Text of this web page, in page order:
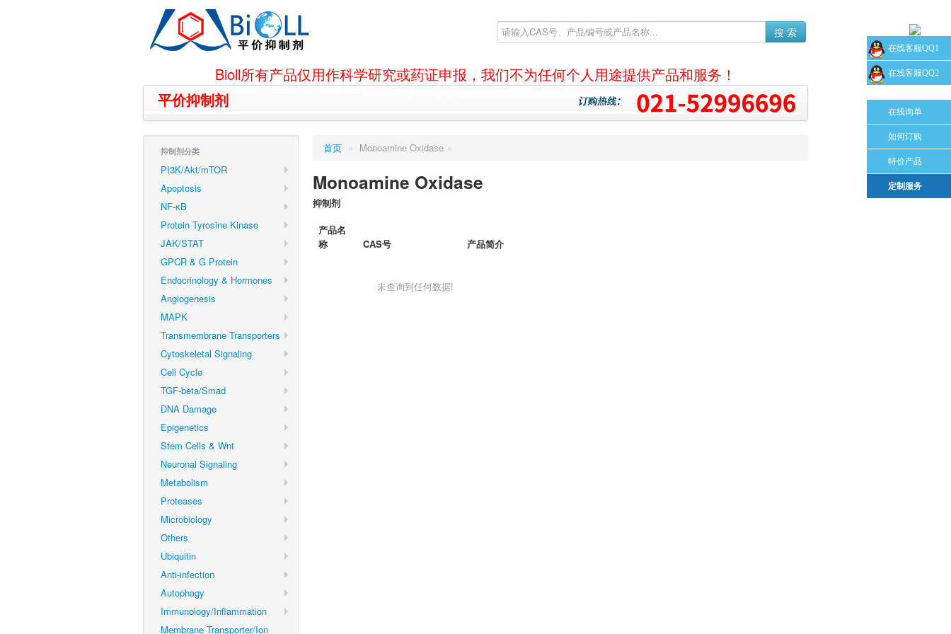
在线客服QQ1
在线客服QQ2
在线询单
如何订购
特价产品
定制服务
搜 索
Bioll所有产品仅用作科学研究或药证申报，我们不为任何个人用途提供产品和服务！
平价抑制剂
抑制剂分类
PI3K/Akt/mTOR
Apoptosis
NF-κB
Protein Tyrosine Kinase
JAK/STAT
GPCR & G Protein
Endocrinology & Hormones
Angiogenesis
MAPK
Transmembrane Transporters
Cytoskeletal Signaling
Cell Cycle
TGF-beta/Smad
DNA Damage
Epigenetics
Stem Cells & Wnt
Neuronal Signaling
Metabolism
Proteases
Microbiology
Others
Ubiquitin
Anti-infection
Autophagy
Immunology/Inflammation
Membrane Transporter/Ion
首页 » Monoamine Oxidase »
Monoamine Oxidase
抑制剂
产品名
称
CAS号 产品简介
未查询到任何数据!